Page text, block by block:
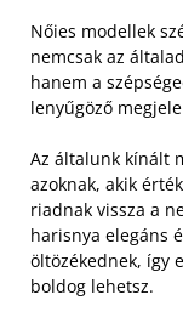
Nőies modellek
nemcsak az
hanem a
lenyűgöző
Az általunk kínált
azoknak, akik
riadnak vissza a
harisnya elegáns
öltözékednek, így
boldog lehetsz.